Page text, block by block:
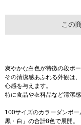
この
爽やかな白色が特徴の段ボー
その清潔感あふれる外観は
心感を与えます。
特に食品や衣料品など清潔
100サイズのカラーダンボ
黒・白」の合計8色で展開。